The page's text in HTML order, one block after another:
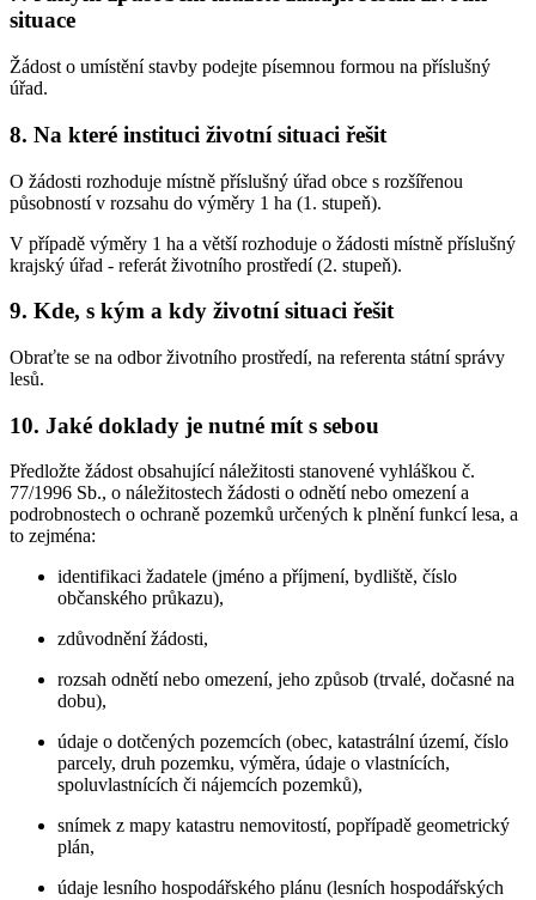
situace
Žádost o umístění stavby podejte písemnou formou na příslušný
úřad.
8. Na které instituci životní situaci řešit
O žádosti rozhoduje místně příslušný úřad obce s rozšířenou
působností v rozsahu do výměry 1 ha (1. stupeň).
V případě výměry 1 ha a větší rozhoduje o žádosti místně příslušný
krajský úřad - referát životního prostředí (2. stupeň).
9. Kde, s kým a kdy životní situaci řešit
Obraťte se na odbor životního prostředí, na referenta státní správy
lesů.
10. Jaké doklady je nutné mít s sebou
Předložte žádost obsahující náležitosti stanovené vyhláškou č.
77/1996 Sb., o náležitostech žádosti o odnětí nebo omezení a
podrobnostech o ochraně pozemků určených k plnění funkcí lesa, a
to zejména:
identifikaci žadatele (jméno a příjmení, bydliště, číslo
občanského průkazu),
zdůvodnění žádosti,
rozsah odnětí nebo omezení, jeho způsob (trvalé, dočasné na
dobu),
údaje o dotčených pozemcích (obec, katastrální území, číslo
parcely, druh pozemku, výměra, údaje o vlastnících,
spoluvlastnících či nájemcích pozemků),
snímek z mapy katastru nemovitostí, popřípadě geometrický
plán,
údaje lesního hospodářského plánu (lesních hospodářských